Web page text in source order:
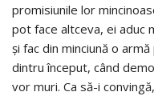
promisiunile lor
pot face altceva, ei aduc
şi fac din minciună o
dintru început, când
vor muri. Ca să-i